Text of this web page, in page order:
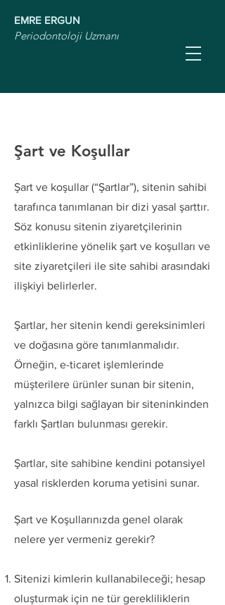
EMRE ERGUN
Periodontoloji Uzmanı
Şart ve Koşullar
Şart ve koşullar (“Şartlar”), sitenin sahibi
tarafınca tanımlanan bir dizi yasal şarttır.
Söz konusu sitenin ziyaretçilerinin
etkinliklerine yönelik şart ve koşulları ve
site ziyaretçileri ile site sahibi arasındaki
ilişkiyi belirlerler.
Şartlar, her sitenin kendi gereksinimleri
ve doğasına göre tanımlanmalıdır.
Örneğin, e-ticaret işlemlerinde
müşterilere ürünler sunan bir sitenin,
yalnızca bilgi sağlayan bir siteninkinden
farklı Şartları bulunması gerekir.
Şartlar, site sahibine kendini potansiyel
yasal risklerden koruma yetisini sunar.
Şart ve Koşullarınızda genel olarak
nelere yer vermeniz gerekir?
Sitenizi kimlerin kullanabileceği; hesap
oluşturmak için ne tür gerekliliklerin